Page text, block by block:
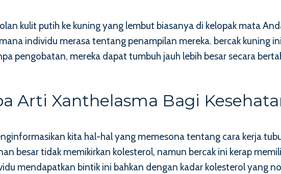
kulit putih ke kuning yang lembut biasanya di kelopak mata
individu merasa tentang penampilan mereka. bercak kuning
pengobatan, mereka dapat tumbuh jauh lebih besar secara
Arti Xanthelasma Bagi
kita hal-hal yang memesona tentang cara kerja
besar tidak memikirkan kolesterol, namun bercak ini kerap
mendapatkan bintik ini bahkan dengan kadar kolesterol yang